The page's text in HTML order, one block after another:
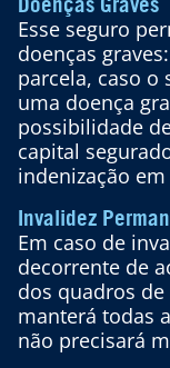
Esse seguro
doenças
parcela, caso o
uma doença
possibilidade
capital
indenização
Invalidez
Em caso de
decorrente de
dos quadros
manterá todas
não precisará